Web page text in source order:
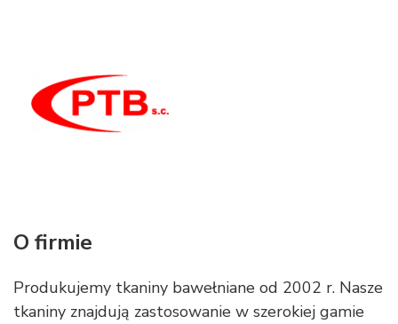
O firmie
Produkujemy tkaniny bawełniane od 2002 r. Nasze
tkaniny znajdują zastosowanie w szerokiej gamie